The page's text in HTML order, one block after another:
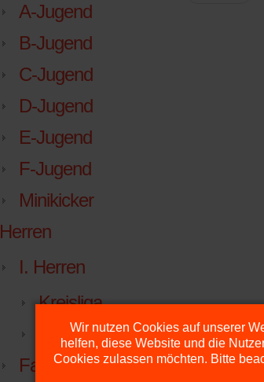
A-Jugend
B-Jugend
C-Jugend
D-Jugend
E-Jugend
F-Jugend
Minikicker
Herren
I. Herren
Kreisliga
Mannschaft
Facebook
Wir nutzen Cookies auf unserer
helfen, diese Website und die
Cookies zulassen möchten. Bitte